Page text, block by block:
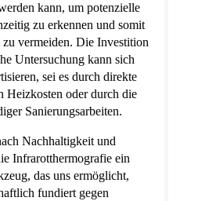
kann, um potenzielle
zu erkennen und somit
zu vermeiden. Die Investition
Untersuchung kann sich
sei es durch direkte
Heizkosten oder durch die
Sanierungsarbeiten.
Nachhaltigkeit und
Infrarotthermografie ein
das uns ermöglicht,
fundiert gegen